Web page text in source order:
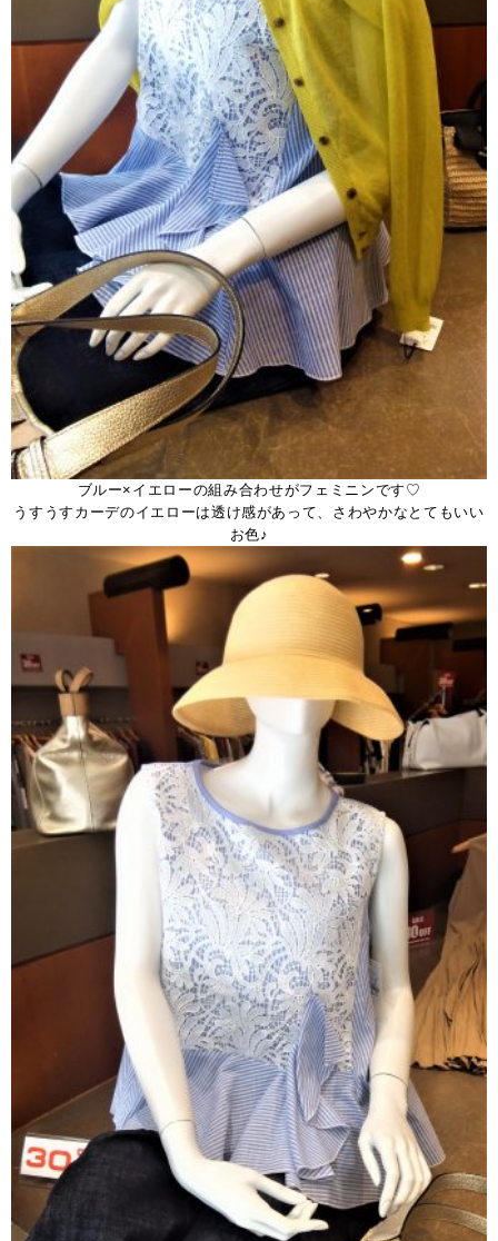
ブルー×イエローの組み合わせがフェミニンです♡
うすうすカーデのイエローは透け感があって、さわやかなとてもいい
お色♪